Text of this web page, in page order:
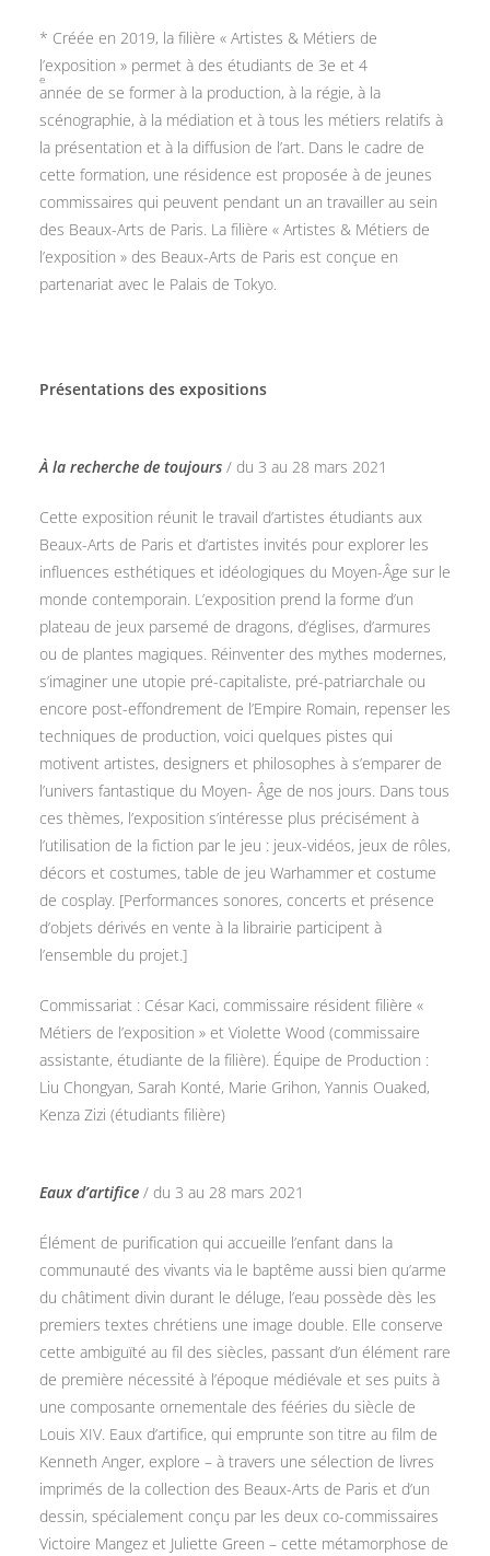
* Créée en 2019, la filière « Artistes & Métiers de
l’exposition » permet à des étudiants de 3e et 4
e
année de se former à la production, à la régie, à la
scénographie, à la médiation et à tous les métiers relatifs à
la présentation et à la diffusion de l’art. Dans le cadre de
cette formation, une résidence est proposée à de jeunes
commissaires qui peuvent pendant un an travailler au sein
des Beaux-Arts de Paris. La filière « Artistes & Métiers de
l’exposition » des Beaux-Arts de Paris est conçue en
partenariat avec le Palais de Tokyo.
Présentations des expositions
À la recherche de toujours / du 3 au 28 mars 2021
Cette exposition réunit le travail d’artistes étudiants aux
Beaux-Arts de Paris et d’artistes invités pour explorer les
influences esthétiques et idéologiques du Moyen-Âge sur le
monde contemporain. L’exposition prend la forme d’un
plateau de jeux parsemé de dragons, d’églises, d’armures
ou de plantes magiques. Réinventer des mythes modernes,
s’imaginer une utopie pré-capitaliste, pré-patriarchale ou
encore post-effondrement de l’Empire Romain, repenser les
techniques de production, voici quelques pistes qui
motivent artistes, designers et philosophes à s’emparer de
l’univers fantastique du Moyen- Âge de nos jours. Dans tous
ces thèmes, l’exposition s’intéresse plus précisément à
l’utilisation de la fiction par le jeu : jeux-vidéos, jeux de rôles,
décors et costumes, table de jeu Warhammer et costume
de cosplay. [Performances sonores, concerts et présence
d’objets dérivés en vente à la librairie participent à
l’ensemble du projet.]
Commissariat : César Kaci, commissaire résident filière «
Métiers de l’exposition » et Violette Wood (commissaire
assistante, étudiante de la filière). Équipe de Production :
Liu Chongyan, Sarah Konté, Marie Grihon, Yannis Ouaked,
Kenza Zizi (étudiants filière)
Eaux d’artifice / du 3 au 28 mars 2021
Élément de purification qui accueille l’enfant dans la
communauté des vivants via le baptême aussi bien qu’arme
du châtiment divin durant le déluge, l’eau possède dès les
premiers textes chrétiens une image double. Elle conserve
cette ambiguïté au fil des siècles, passant d’un élément rare
de première nécessité à l’époque médiévale et ses puits à
une composante ornementale des fééries du siècle de
Louis XIV. Eaux d’artifice, qui emprunte son titre au film de
Kenneth Anger, explore – à travers une sélection de livres
imprimés de la collection des Beaux-Arts de Paris et d’un
dessin, spécialement conçu par les deux co-commissaires
Victoire Mangez et Juliette Green – cette métamorphose de